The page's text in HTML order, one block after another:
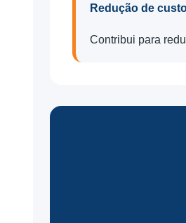
Redução de
Contribui para